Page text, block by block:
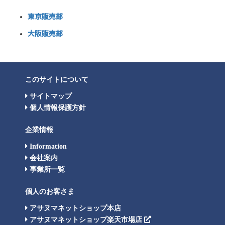
東京販売部
大阪販売部
このサイトについて
サイトマップ
個人情報保護方針
企業情報
Information
会社案内
事業所一覧
個人のお客さま
アサヌマネットショップ本店
アサヌマネットショップ楽天市場店